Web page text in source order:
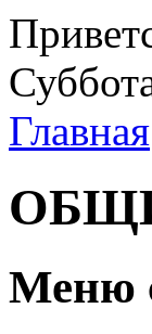
Главная
Меню